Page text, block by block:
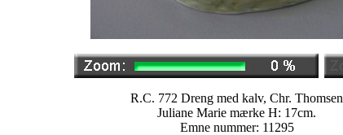
R.C. 772 Dreng med kalv, Chr. Thomsen
Juliane Marie mærke H: 17cm.
Emne nummer: 11295